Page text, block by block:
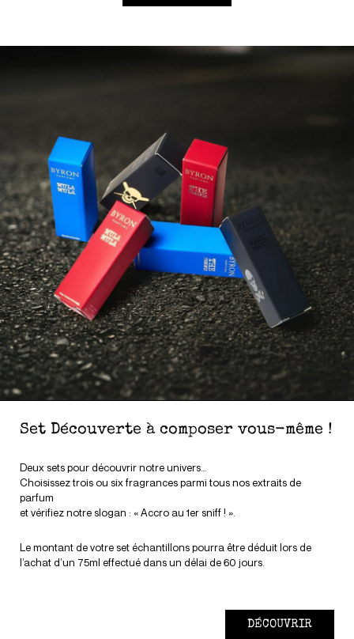
Set Découverte à composer vous-même !
Deux sets pour découvrir notre univers…
Choisissez trois ou six fragrances parmi tous nos extraits de
parfum
et vérifiez notre slogan : « Accro au 1er sniff ! ».
Le montant de votre set échantillons pourra être déduit lors de
l’achat d’un 75ml effectué dans un délai de 60 jours.
DÉCOUVRIR